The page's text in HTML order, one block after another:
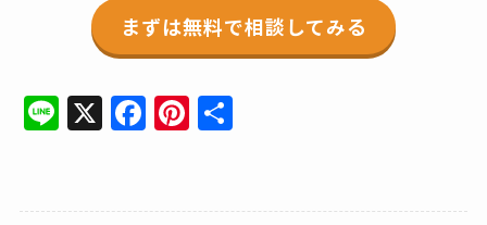
まずは無料で相談してみる
Line
X Facebook
Pinterest
共